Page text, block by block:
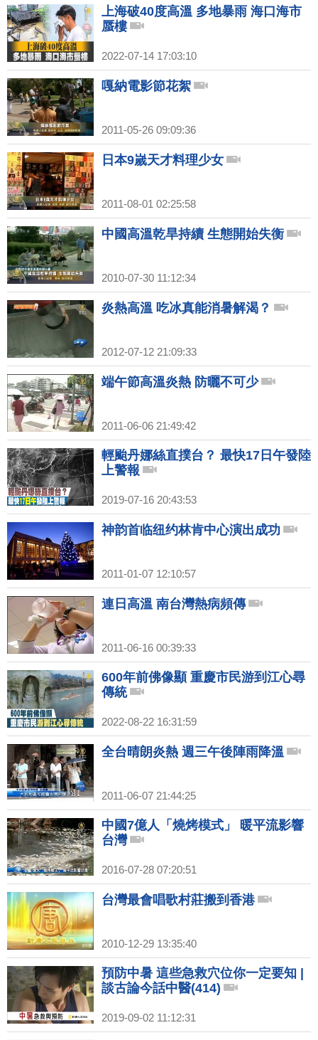
上海破40度高溫 多地暴雨 海口海市
蜃樓
2022-07-14 17:03:10
嘎納電影節花絮
2011-05-26 09:09:36
日本9嵗天才料理少女
2011-08-01 02:25:58
中國高溫乾旱持續 生態開始失衡
2010-07-30 11:12:34
炎熱高溫 吃冰真能消暑解渴？
2012-07-12 21:09:33
端午節高溫炎熱 防曬不可少
2011-06-06 21:49:42
輕颱丹娜絲直撲台？ 最快17日午發陸
上警報
2019-07-16 20:43:53
神韵首临纽约林肯中心演出成功
2011-01-07 12:10:57
連日高溫 南台灣熱病頻傳
2011-06-16 00:39:33
600年前佛像顯 重慶市民游到江心尋
傳統
2022-08-22 16:31:59
全台晴朗炎熱 週三午後陣雨降溫
2011-06-07 21:44:25
中國7億人「燒烤模式」 暖平流影響
台灣
2016-07-28 07:20:51
台灣最會唱歌村莊搬到香港
2010-12-29 13:35:40
預防中暑 這些急救穴位你一定要知 |
談古論今話中醫(414)
2019-09-02 11:12:31